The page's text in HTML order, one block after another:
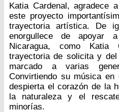
Katia Cardenal, agradece
este proyecto
trayectoria artística. De
enorgullece de apoyar
Nicaragua, como
trayectoria de solicita y del
marcado a varias
Convirtiendo su música en
despierta el corazón de la
la naturaleza y el
minorías.